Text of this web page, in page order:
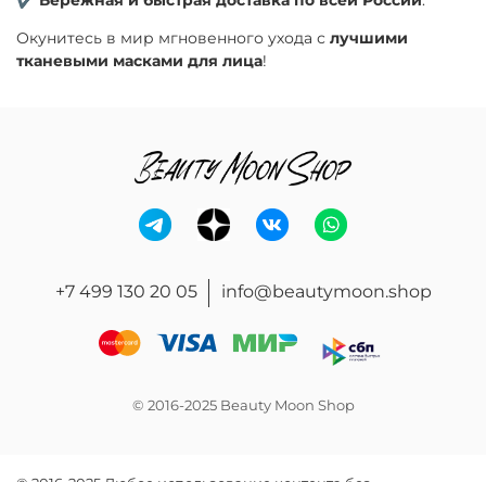
Окунитесь в мир мгновенного ухода с лучшими
тканевыми масками для лица!
+7 499 130 20 05 info@beautymoon.shop
© 2016-2025 Beauty Moon Shop